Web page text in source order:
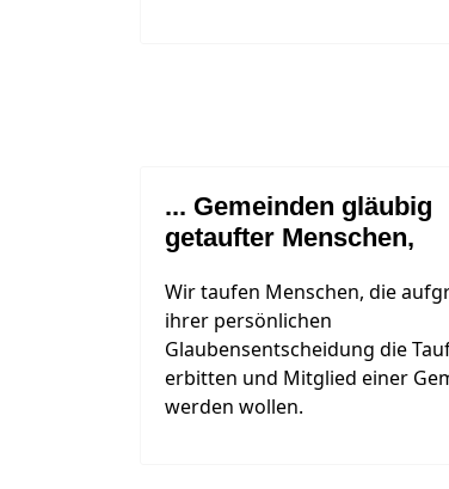
... Gemeinden gläubig
getaufter Menschen,
Wir taufen Menschen, die
ihrer persönlichen
Glaubensentscheidung die
erbitten und Mitglied einer
werden wollen.